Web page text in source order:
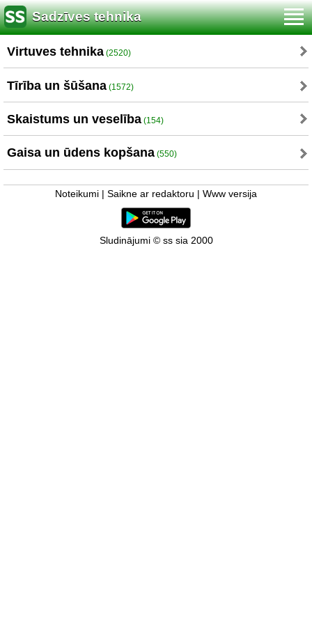
Sadzīves tehnika
Virtuves tehnika (2520)
Tīrība un šūšana (1572)
Skaistums un veselība (154)
Gaisa un ūdens kopšana (550)
Noteikumi Saikne ar redaktoru Www versija
Sludinājumi © ss sia 2000